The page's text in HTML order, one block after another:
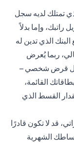
تمتلك لديه سجل
وإما بدلاً
الذي تدين له
ربما يُعرض
قرض شخصي –
القائمة،
القسط الذي
قد لا تكون قادرًا
الشهرية